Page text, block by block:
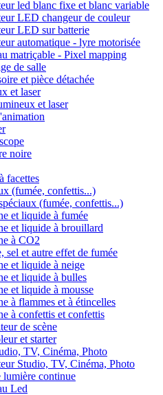
led blanc fixe et blanc variable
LED changeur de couleur
LED sur batterie
automatique - lyre motorisée
matriçable - Pixel mapping
de salle
et pièce détachée
et laser
et laser
noire
facettes
(fumée, confettis...)
(fumée, confettis...)
et liquide à fumée
et liquide à brouillard
à CO2
sel et autre effet de fumée
et liquide à neige
et liquide à bulles
et liquide à mousse
à flammes et à étincelles
à confettis et confettis
de scène
et starter
TV, Cinéma, Photo
Studio, TV, Cinéma, Photo
lumière continue
Led